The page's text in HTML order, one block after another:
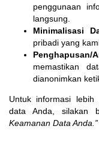
penggunaan
langsung.
Minimalisasi
pribadi yang
memastikan
dianonimkan
Untuk informasi
data Anda, silakan
Keamanan Data Anda.”